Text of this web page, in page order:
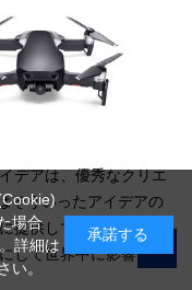
デアは、優秀なクリエ
そういったアイデアの
提供しています。不可
して世界中に影響を与
場合
詳細は
い。
承諾する